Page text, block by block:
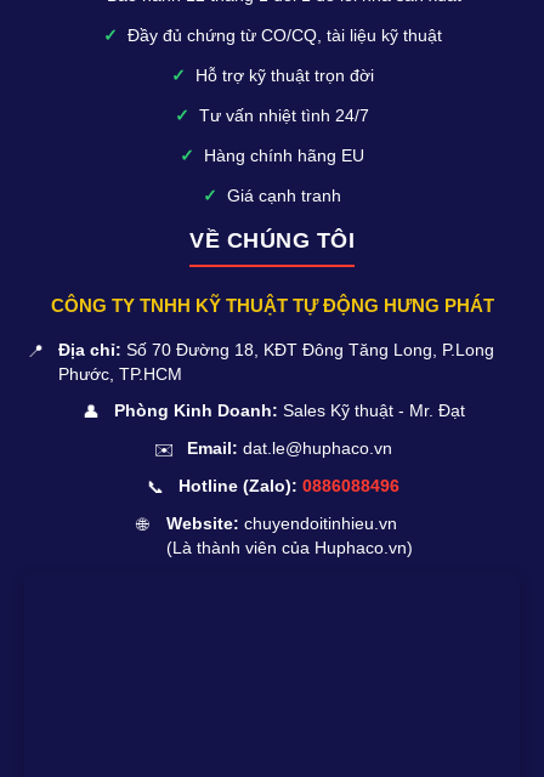
✓ Đầy đủ chứng từ CO/CQ, tài liệu kỹ thuật
✓ Hỗ trợ kỹ thuật trọn đời
✓ Tư vấn nhiệt tình 24/7
✓ Hàng chính hãng EU
✓ Giá cạnh tranh
VỀ CHÚNG TÔI
CÔNG TY TNHH KỸ THUẬT TỰ ĐỘNG HƯNG PHÁT
📍 Địa chỉ: Số 70 Đường 18, KĐT Đông Tăng Long, P.Long
Phước, TP.HCM
👤 Phòng Kinh Doanh: Sales Kỹ thuật - Mr. Đạt
✉️ Email: dat.le@huphaco.vn
📞 Hotline (Zalo): 0886088496
🌐 Website: chuyendoitinhieu.vn
(Là thành viên của Huphaco.vn)